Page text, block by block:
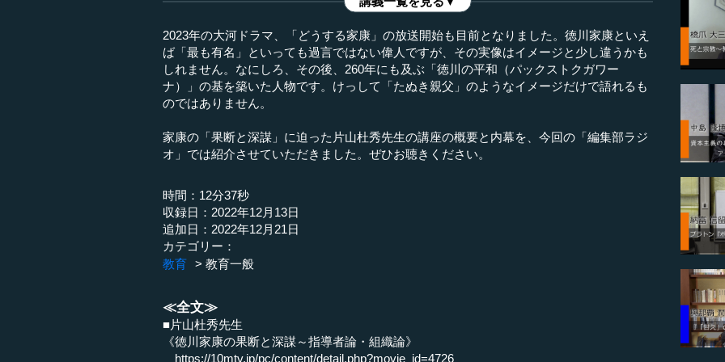
2023年の大河ドラマ、「どうする家康」の放送開始も目前となりました。徳川家康といえ
ば「最も有名」といっても過言ではない偉人ですが、その実像はイメージと少し違うかも
しれません。なにしろ、その後、260年にも及ぶ「徳川の平和（パックストクガワー
ナ）」の基を築いた人物です。けっして「たぬき親父」のようなイメージだけで語れるも
のではありません。
家康の「果断と深謀」に迫った片山杜秀先生の講座の概要と内幕を、今回の「編集部ラジ
オ」では紹介させていただきました。ぜひお聴きください。
時間：12分37秒
収録日：2022年12月13日
追加日：2022年12月21日
カテゴリー：
教育
教育一般
≪全文≫
■片山杜秀先生
《徳川家康の果断と深謀～指導者論・組織論》
https://10mtv.jp/pc/content/detail.php?movie_id=4726